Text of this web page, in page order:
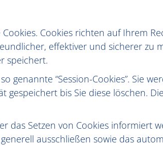
Cookies richten auf Ihrem
effektiver und sicherer zu
speichert.
genannte “Session-Cookies”. Sie
gespeichert bis Sie diese löschen.
das Setzen von Cookies informiert
ausschließen sowie das